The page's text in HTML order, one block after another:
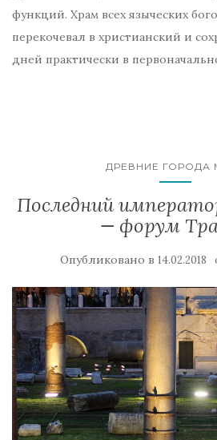
функций. Храм всех языческих
перекочевал в христианский и
дней практически в
ДРЕВНИЕ ГОРОДА
Последний
— форум
Опубликовано в 14.02.2018